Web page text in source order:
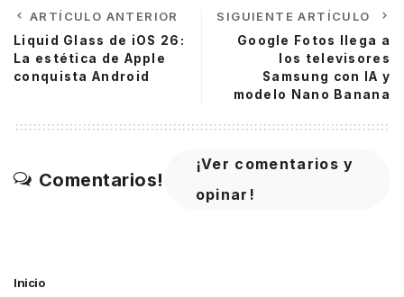
ARTÍCULO ANTERIOR
Liquid Glass de iOS 26:
La estética de Apple
conquista Android
SIGUIENTE ARTÍCULO
Google Fotos llega a
los televisores
Samsung con IA y
modelo Nano Banana
Comentarios!
¡Ver comentarios y
opinar!
Inicio